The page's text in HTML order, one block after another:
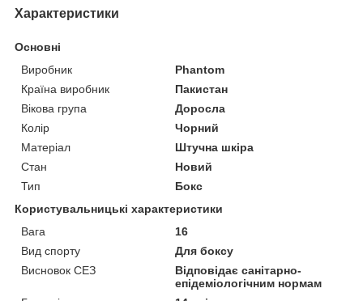
Характеристики
Основні
Виробник
Phantom
Країна виробник
Пакистан
Вікова група
Доросла
Колір
Чорний
Матеріал
Штучна шкіра
Стан
Новий
Тип
Бокс
Користувальницькі характеристики
Вага
16
Вид спорту
Для боксу
Висновок СЕЗ
Відповідає санітарно-
епідеміологічним нормам